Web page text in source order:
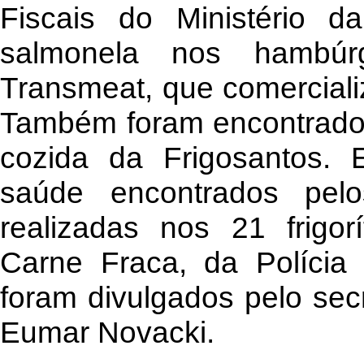
Fiscais do Ministério
salmonela nos
Transmeat, que
Também foram
cozida da Frigosantos.
saúde encontrados
realizadas nos 21
Carne Fraca, da Polícia
foram divulgados pelo
Eumar Novacki.